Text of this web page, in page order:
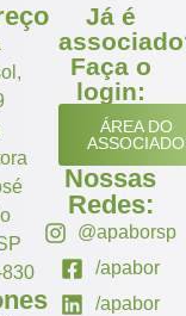
Já é
Faça o
login:
ÁREA DO
ASSOCIADO
Nossas
Redes:
@apaborsp
/apabor
/apabor